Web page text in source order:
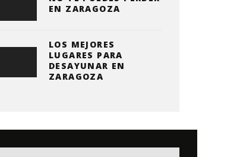
EN ZARAGOZA
LOS MEJORES
LUGARES PARA
DESAYUNAR EN
ZARAGOZA